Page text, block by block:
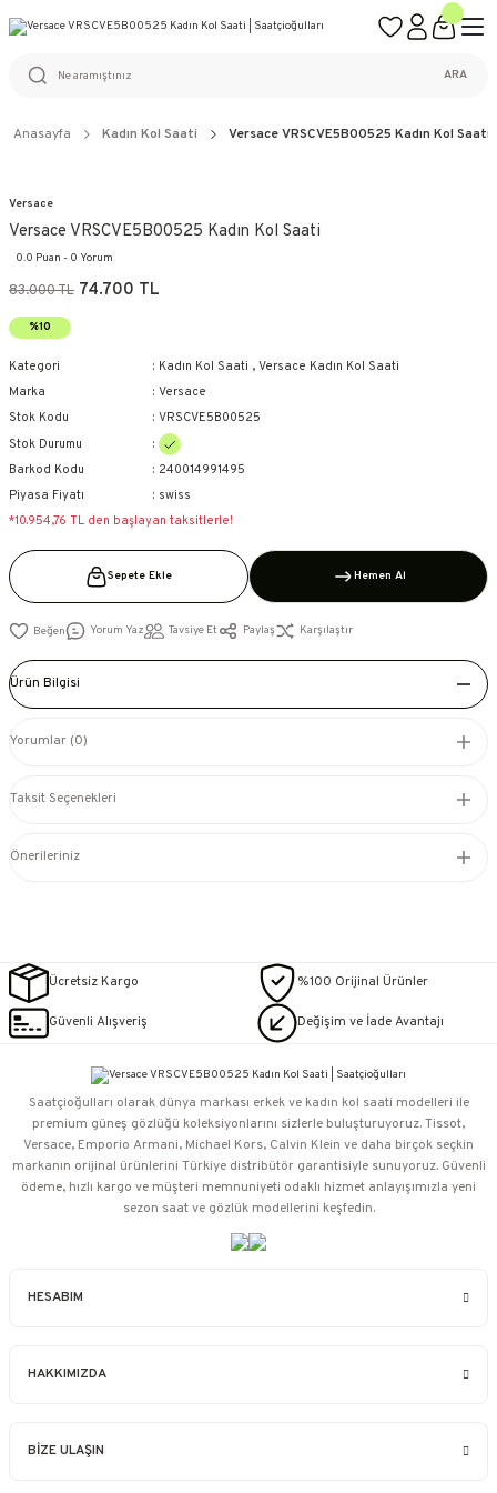
%100 ORİJİNAL ÜRÜN GARANTİSİ
ARA
Anasayfa Kadın Kol Saati Versace VRSCVE5B00525 Kadın Kol Saati
Versace
Versace VRSCVE5B00525 Kadın Kol Saati
0.0 Puan - 0 Yorum
83.000 TL 74.700 TL
%10
Kategori Kadın Kol Saati , Versace Kadın Kol Saati
Marka
Versace
Stok Kodu
VRSCVE5B00525
Stok Durumu
Barkod Kodu
240014991495
Piyasa Fiyatı
swiss
*10.954,76 TL den başlayan taksitlerle!
Sepete Ekle Hemen Al
Yorum Yaz Tavsiye Et Paylaş Karşılaştır
Ürün Bilgisi
Yorumlar (0)
Taksit Seçenekleri
Önerileriniz
Ücretsiz Kargo %100 Orijinal Ürünler
Güvenli Alışveriş Değişim ve İade Avantajı
HESABIM
HAKKIMIZDA
BİZE ULAŞIN
Saatçioğulları⁠ olarak dünya markası erkek ve kadın kol saati modelleri ile
premium güneş gözlüğü koleksiyonlarını sizlerle buluşturuyoruz. Tissot,
Versace, Emporio Armani, Michael Kors, Calvin Klein ve daha birçok seçkin
markanın orijinal ürünlerini Türkiye distribütör garantisiyle sunuyoruz. Güvenli
ödeme, hızlı kargo ve müşteri memnuniyeti odaklı hizmet anlayışımızla yeni
sezon saat ve gözlük modellerini keşfedin.